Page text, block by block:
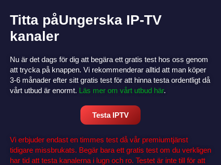
Titta påUngerska IP-TV
kanaler
Nu är det dags för dig att begära ett gratis test hos oss genom
att trycka på knappen. Vi rekommenderar alltid att man köper
3-6 månader efter sitt gratis test för att hinna testa ordentligt då
vårt utbud är enormt. Läs mer om vårt utbud här.
Testa IPTV
Vi erbjuder endast en timmes test då vår premiumtjänst
tidigare missbrukats. Begär bara ett gratis test om du verkligen
har tid att testa kanalerna i lugn och ro. Testet är inte till för att